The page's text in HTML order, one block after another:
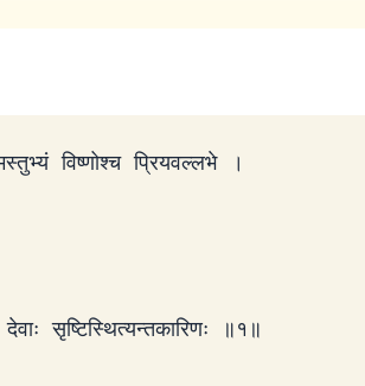
विष्णोश्च प्रियवल्लभे ।
सृष्टिस्थित्यन्तकारिणः ॥१॥